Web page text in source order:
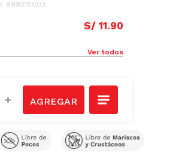
: 999218002
S/ 11.90
Ver todos
＋